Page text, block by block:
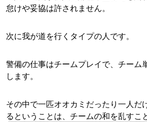
怠けや妥協は許されません。
次に我が道を行くタイプの人です。
警備の仕事はチームプレイで、チーム
します。
その中で一匹オオカミだったり一人だ
るということは、チームの和を乱すこ